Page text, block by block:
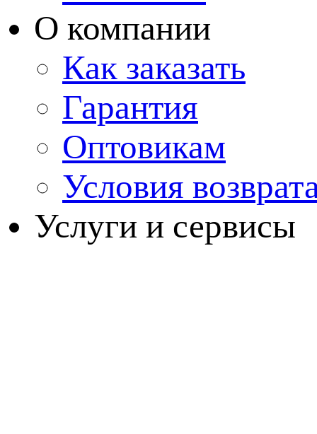
О компании
Как заказать
Гарантия
Оптовикам
Условия
Услуги и сервисы